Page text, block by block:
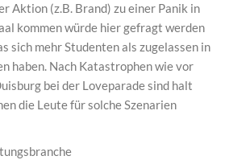
Aktion (z.B. Brand) zu einer Panik in
kommen würde hier gefragt werden
sich mehr Studenten als zugelassen in
haben. Nach Katastrophen wie vor
bei der Loveparade sind halt
die Leute für solche Szenarien